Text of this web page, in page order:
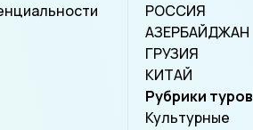
РОССИЯ
АЗЕРБАЙДЖАН
ГРУЗИЯ
КИТАЙ
Рубрики туров
Культурные